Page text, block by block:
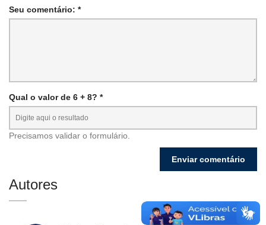
Seu comentário: *
Qual o valor de 6 + 8? *
Precisamos validar o formulário.
Autores